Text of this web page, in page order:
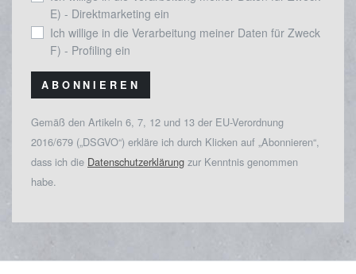
E) - Direktmarketing ein
Ich willige in die Verarbeitung meiner Daten für Zweck
F) - Profiling ein
ABONNIEREN
Gemäß den Artikeln 6, 7, 12 und 13 der EU-Verordnung
2016/679 („DSGVO“) erkläre ich durch Klicken auf „Abonnieren“,
dass ich die Datenschutzerklärung zur Kenntnis genommen
habe.